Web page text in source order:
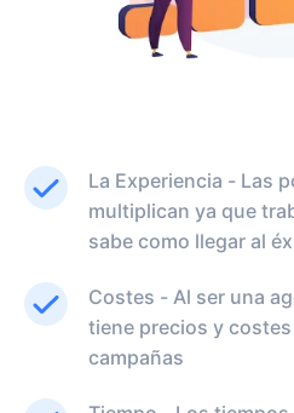
La Experiencia - Las
multiplican ya que
sabe como llegar al
Costes - Al ser una
tiene precios y
campañas